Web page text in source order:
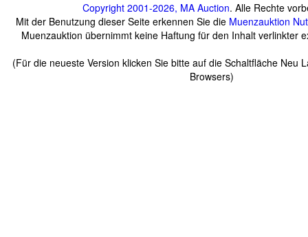
Copyright 2001-2026, MA Auction. Alle Rechte
Mit der Benutzung dieser Seite erkennen Sie die Muenzauktion
Muenzauktion übernimmt keine Haftung für den Inhalt verlinkter
(Für die neueste Version klicken Sie bitte auf die Schaltfläche Neu
Browsers)